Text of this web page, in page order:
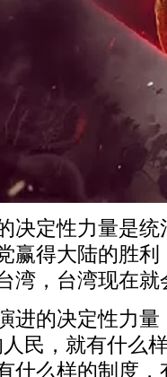
决定性力量是
赢得大陆的胜
湾，台湾现在
进的决定性力
民，就有什么
什么样的制度